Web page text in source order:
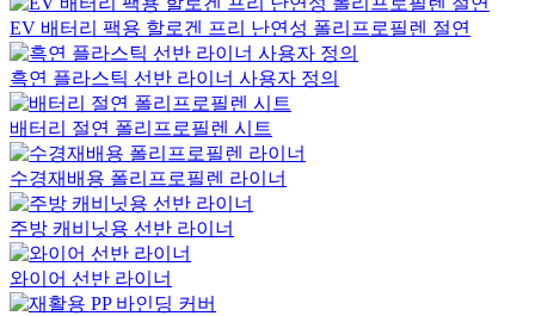
EV 배터리 팩용 할로겐 프리 난연성 폴리프로필렌 절연
흑연 플라스틱 선반 라이너 사용자 정의
배터리 절연 폴리프로필렌 시트
수경재배용 폴리프로필렌 라이너
주방 캐비닛용 선반 라이너
와이어 선반 라이너